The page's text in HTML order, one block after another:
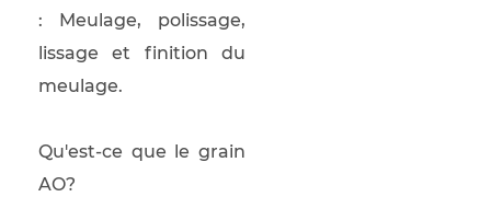
: Meulage, polissage,
lissage et finition du
meulage.
Qu'est-ce que le grain
AO?